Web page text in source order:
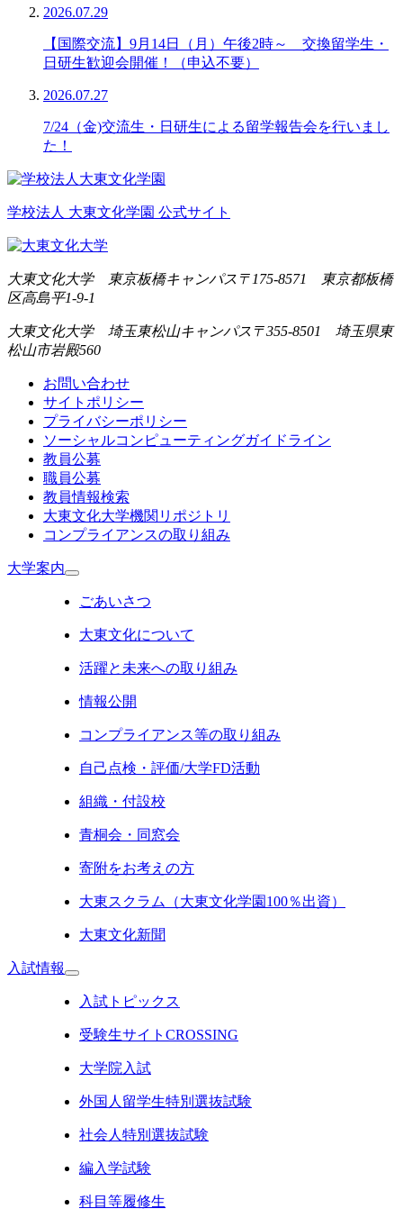
2026.07.29
【国際交流】9月14日（月）午後2時～ 交換留学生・
日研生歓迎会開催！（申込不要）
2026.07.27
7/24（金)交流生・日研生による留学報告会を行いまし
た！
学校法人 大東文化学園 公式サイト
大東文化大学 東京板橋キャンパス 〒175-8571 東京都板橋
区高島平1-9-1
大東文化大学 埼玉東松山キャンパス 〒355-8501 埼玉県東
松山市岩殿560
お問い合わせ
サイトポリシー
プライバシーポリシー
ソーシャルコンピューティングガイドライン
教員公募
職員公募
教員情報検索
大東文化大学機関リポジトリ
コンプライアンスの取り組み
大学案内
ごあいさつ
大東文化について
活躍と未来への取り組み
情報公開
コンプライアンス等の取り組み
自己点検・評価/大学FD活動
組織・付設校
青桐会・同窓会
寄附をお考えの方
大東スクラム（大東文化学園100％出資）
大東文化新聞
入試情報
入試トピックス
受験生サイトCROSSING
大学院入試
外国人留学生特別選抜試験
社会人特別選抜試験
編入学試験
科目等履修生